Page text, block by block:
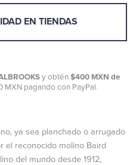
EN TIENDAS
y obtén$400 MXN de
pagando con PayPal.
ya sea planchado o arrugado
el reconocido molino Baird
del mundo desde 1912,